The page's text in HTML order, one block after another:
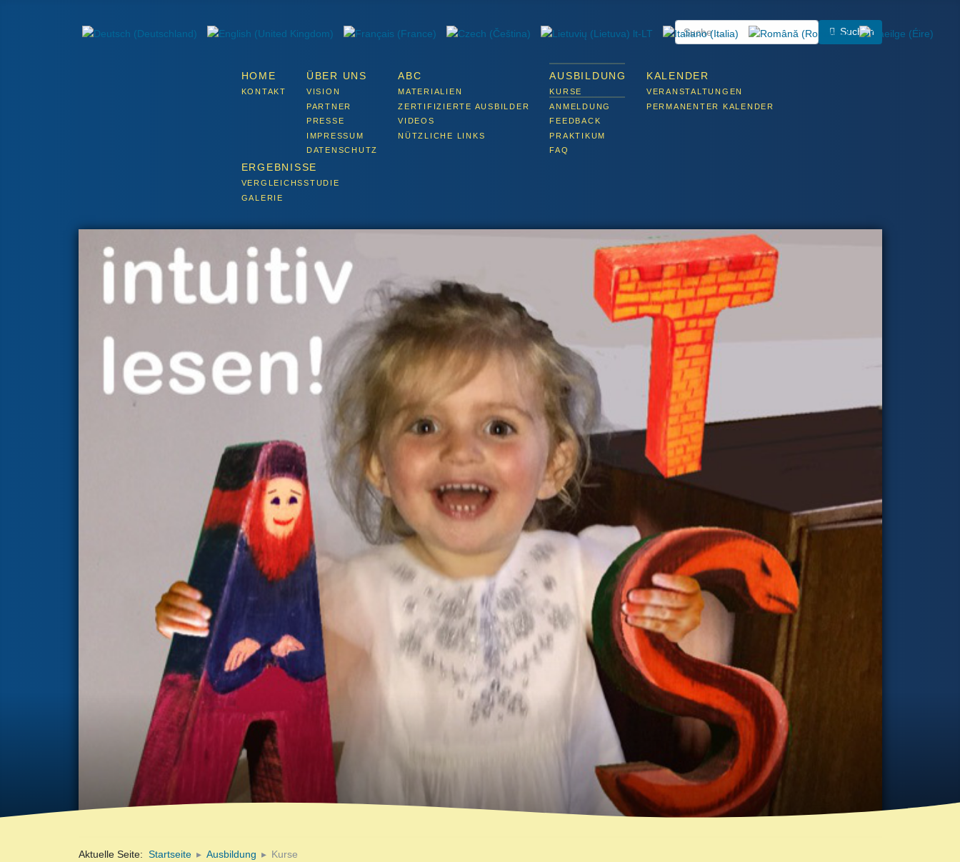
HOME
KONTAKT
ÜBER UNS
VISION
PARTNER
PRESSE
IMPRESSUM
DATENSCHUTZ
ABC
MATERIALIEN
ZERTIFIZIERTE AUSBILDER
VIDEOS
NÜTZLICHE LINKS
AUSBILDUNG
KURSE
ANMELDUNG
FEEDBACK
PRAKTIKUM
FAQ
KALENDER
VERANSTALTUNGEN
PERMANENTER KALENDER
ERGEBNISSE
VERGLEICHSSTUDIE
GALERIE
Suchen
Aktuelle Seite: Startseite Ausbildung Kurse